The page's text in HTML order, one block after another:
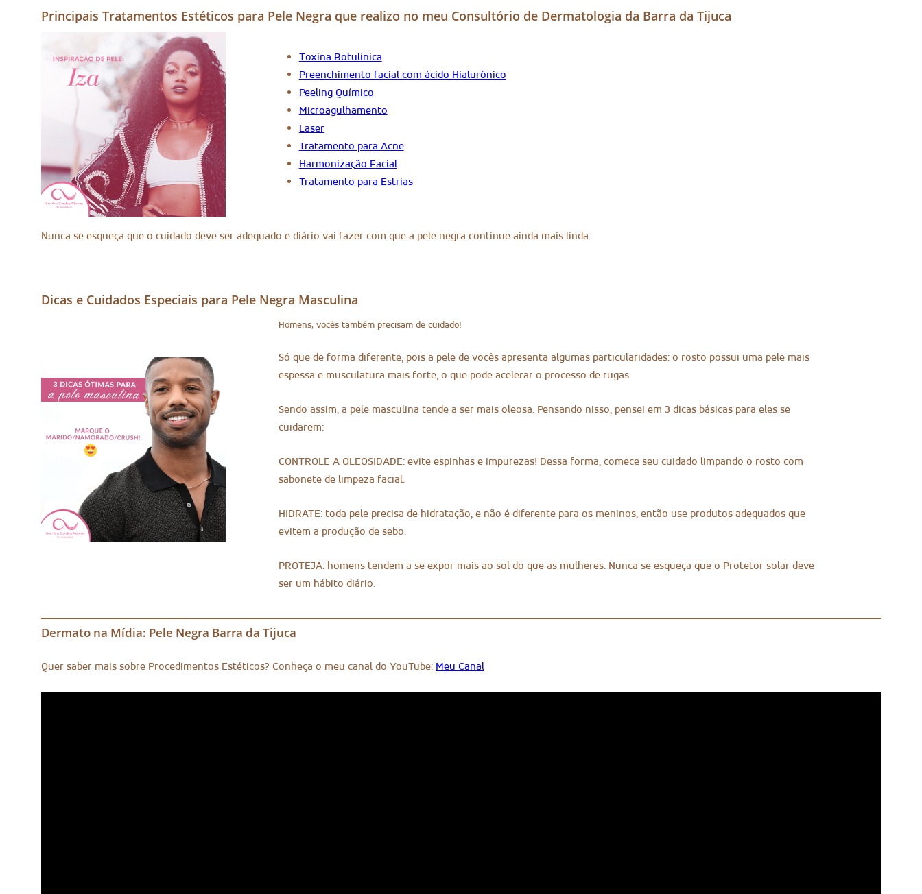
Principais Tratamentos Estéticos para Pele Negra que realizo no meu Consultório de Dermatologia da Barra da Tijuca
Toxina Botulínica
Preenchimento facial com ácido Hialurônico
Peeling Químico
Microagulhamento
Laser
Tratamento para Acne
Harmonização Facial
Tratamento para Estrias
Nunca se esqueça que o cuidado deve ser adequado e diário vai fazer com que a pele negra continue ainda mais linda.
Dicas e Cuidados Especiais para Pele Negra Masculina
Homens, vocês também precisam de cuidado!
Só que de forma diferente, pois a pele de vocês apresenta algumas particularidades: o rosto possui uma pele mais
espessa e musculatura mais forte, o que pode acelerar o processo de rugas.
Sendo assim, a pele masculina tende a ser mais oleosa. Pensando nisso, pensei em 3 dicas básicas para eles se
cuidarem:
CONTROLE A OLEOSIDADE: evite espinhas e impurezas! Dessa forma, comece seu cuidado limpando o rosto com
sabonete de limpeza facial.
HIDRATE: toda pele precisa de hidratação, e não é diferente para os meninos, então use produtos adequados que
evitem a produção de sebo.
PROTEJA: homens tendem a se expor mais ao sol do que as mulheres. Nunca se esqueça que o Protetor solar deve
ser um hábito diário.
Dermato na Mídia: Pele Negra Barra da Tijuca
Quer saber mais sobre Procedimentos Estéticos? Conheça o meu canal do YouTube: Meu Canal